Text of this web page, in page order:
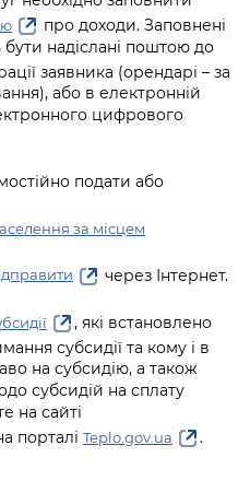
організації
адміністрація
Цифровий
стану
«Відкритий
стану
про доходи. Заповнені
надіслані поштою до
заявника (орендарі – за
або в електронній
цифрового
подати або
за місцем
через Інтернет.
, які встановлено
субсидії та кому і в
на субсидію, а також
субсидій на сплату
на сайті
порталі Teplo.gov.ua .